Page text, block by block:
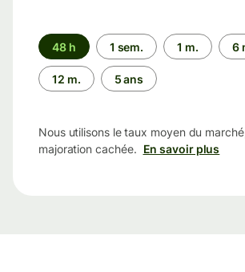
Période
48 h 1 sem. 1 m. 6
12 m. 5 ans
Nous utilisons le taux moyen du
majoration cachée. En savoir plus